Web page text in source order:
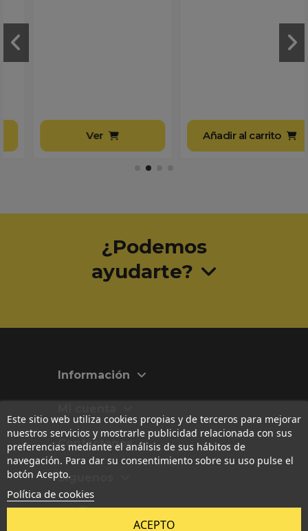
Añadir al carrito
¿Podemos
ayudarte?
Información
Contáctanos
Este sitio web utiliza cookies propias y de terceros para mejorar
nuestros servicios y mostrarle publicidad relacionada con sus
preferencias mediante el análisis de sus hábitos de
navegación. Para dar su consentimiento sobre su uso pulse el
botón Acepto.
Política de cookies
ACEPTO
Síguenos
Las imágenes, textos, diseños y contenidos originales publicados